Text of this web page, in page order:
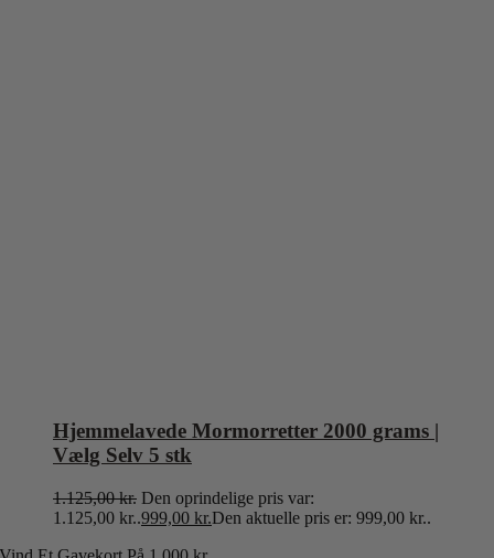
Hjemmelavede Mormorretter 2000 grams |
Vælg Selv 5 stk
1.125,00kr. Den oprindelige pris var:
1.125,00 kr..999,00 kr.Den aktuelle pris er: 999,00 kr..